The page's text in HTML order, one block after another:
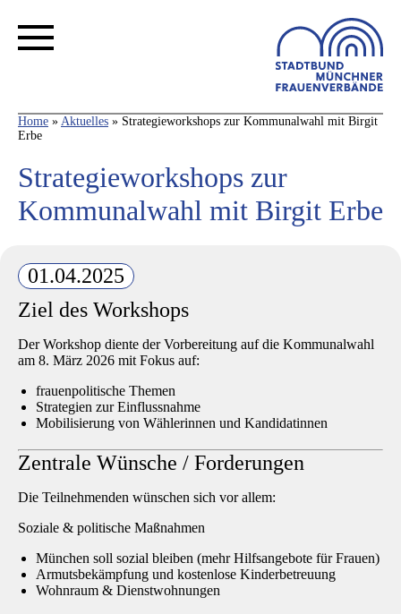
Home » Aktuelles » Strategieworkshops zur Kommunalwahl mit Birgit
Erbe
Strategieworkshops zur
Kommunalwahl mit Birgit Erbe
01.04.2025
Ziel des Workshops
Der Workshop diente der Vorbereitung auf die Kommunalwahl
am 8. März 2026 mit Fokus auf:
frauenpolitische Themen
Strategien zur Einflussnahme
Mobilisierung von Wählerinnen und Kandidatinnen
Zentrale Wünsche / Forderungen
Die Teilnehmenden wünschen sich vor allem:
Soziale & politische Maßnahmen
München soll sozial bleiben (mehr Hilfsangebote für Frauen)
Armutsbekämpfung und kostenlose Kinderbetreuung
Wohnraum & Dienstwohnungen